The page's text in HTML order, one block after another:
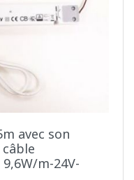
avec son
m-24V-